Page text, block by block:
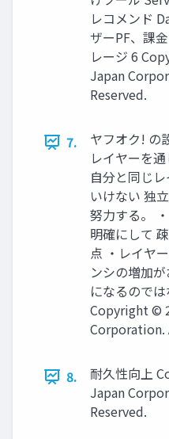
レコメンド
ザーPF、課
レージ 6
Japan
Reserved.
7.
ヤフオク! の
レイヤーを
自分と同じ
いけない 独
努力する。
明確にして
点 ・レイヤ
ンシの増加
になるので
Copyright ©
Corporation.
8.
耐久性向上
Japan
Reserved.